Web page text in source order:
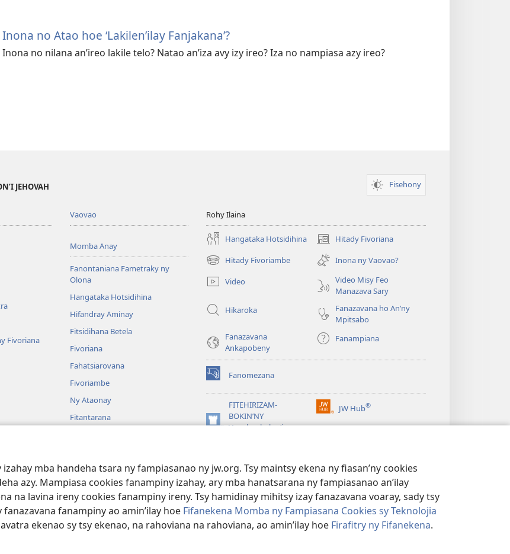
mba handeha tsara ny fampiasanao ny jw.org. Tsy maintsy ekena ny fiasan’ny cookies
azy. Mampiasa cookies fanampiny izahay, ary mba hanatsarana ny fampiasanao an’ilay
na lavina ireny cookies fanampiny ireny. Tsy hamidinay mihitsy izay fanazavana voaray, sady tsy
fanampiny ao amin’ilay hoe Fifanekena Momba ny Fampiasana Cookies sy Teknolojia
ekenao sy tsy ekenao, na rahoviana na rahoviana, ao amin’ilay hoe Firafitry ny Fifanekena.
Inona no Atao hoe ‘Lakilen’ilay Fanjakana’?
Inona no nilana an’ireo lakile telo? Natao an’iza avy izy ireo? Iza no nampiasa azy ireo?
JEHOVAH Fisehony
Fivoriana
Vaovao
Momba Anay
Fanontaniana Fametraky ny
Olona
Hangataka Hotsidihina
Hifandray Aminay
Fitsidihana Betela
Fivoriana
Fahatsiarovana
Fivoriambe
Ny Ataonay
Fitantarana
Rohy Ilaina
Hangataka Hotsidihina Hitady Fivoriana
(manokatra
rohy)
Hitady Fivoriambe
(manokatra
rohy)
Inona ny Vaovao?
Video
Video Misy Feo
Manazava Sary
Hikaroka
Fanazavana ho An’ny
Mpitsabo
Fanazavana
Ankapobeny
Fanampiana
Fanomezana
(manokatra
rohy)
FITEHIRIZAM-
BOKIN’NY
Vavolombelon’i
(manokatra
JW Hub®
(manokatra
rohy)
of Pennsylvania. FIFANEKENA | FIFANEKENA MOMBA NY TSIAMBARATELO FIRAFITRY NY FIFANEKENA